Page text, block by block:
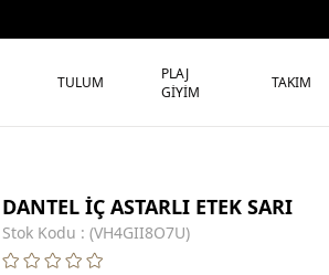
TULUM
PLAJ
GİYİM
TAKIM
DANTEL İÇ ASTARLI ETEK SARI
Stok Kodu (VH4GII8O7U)